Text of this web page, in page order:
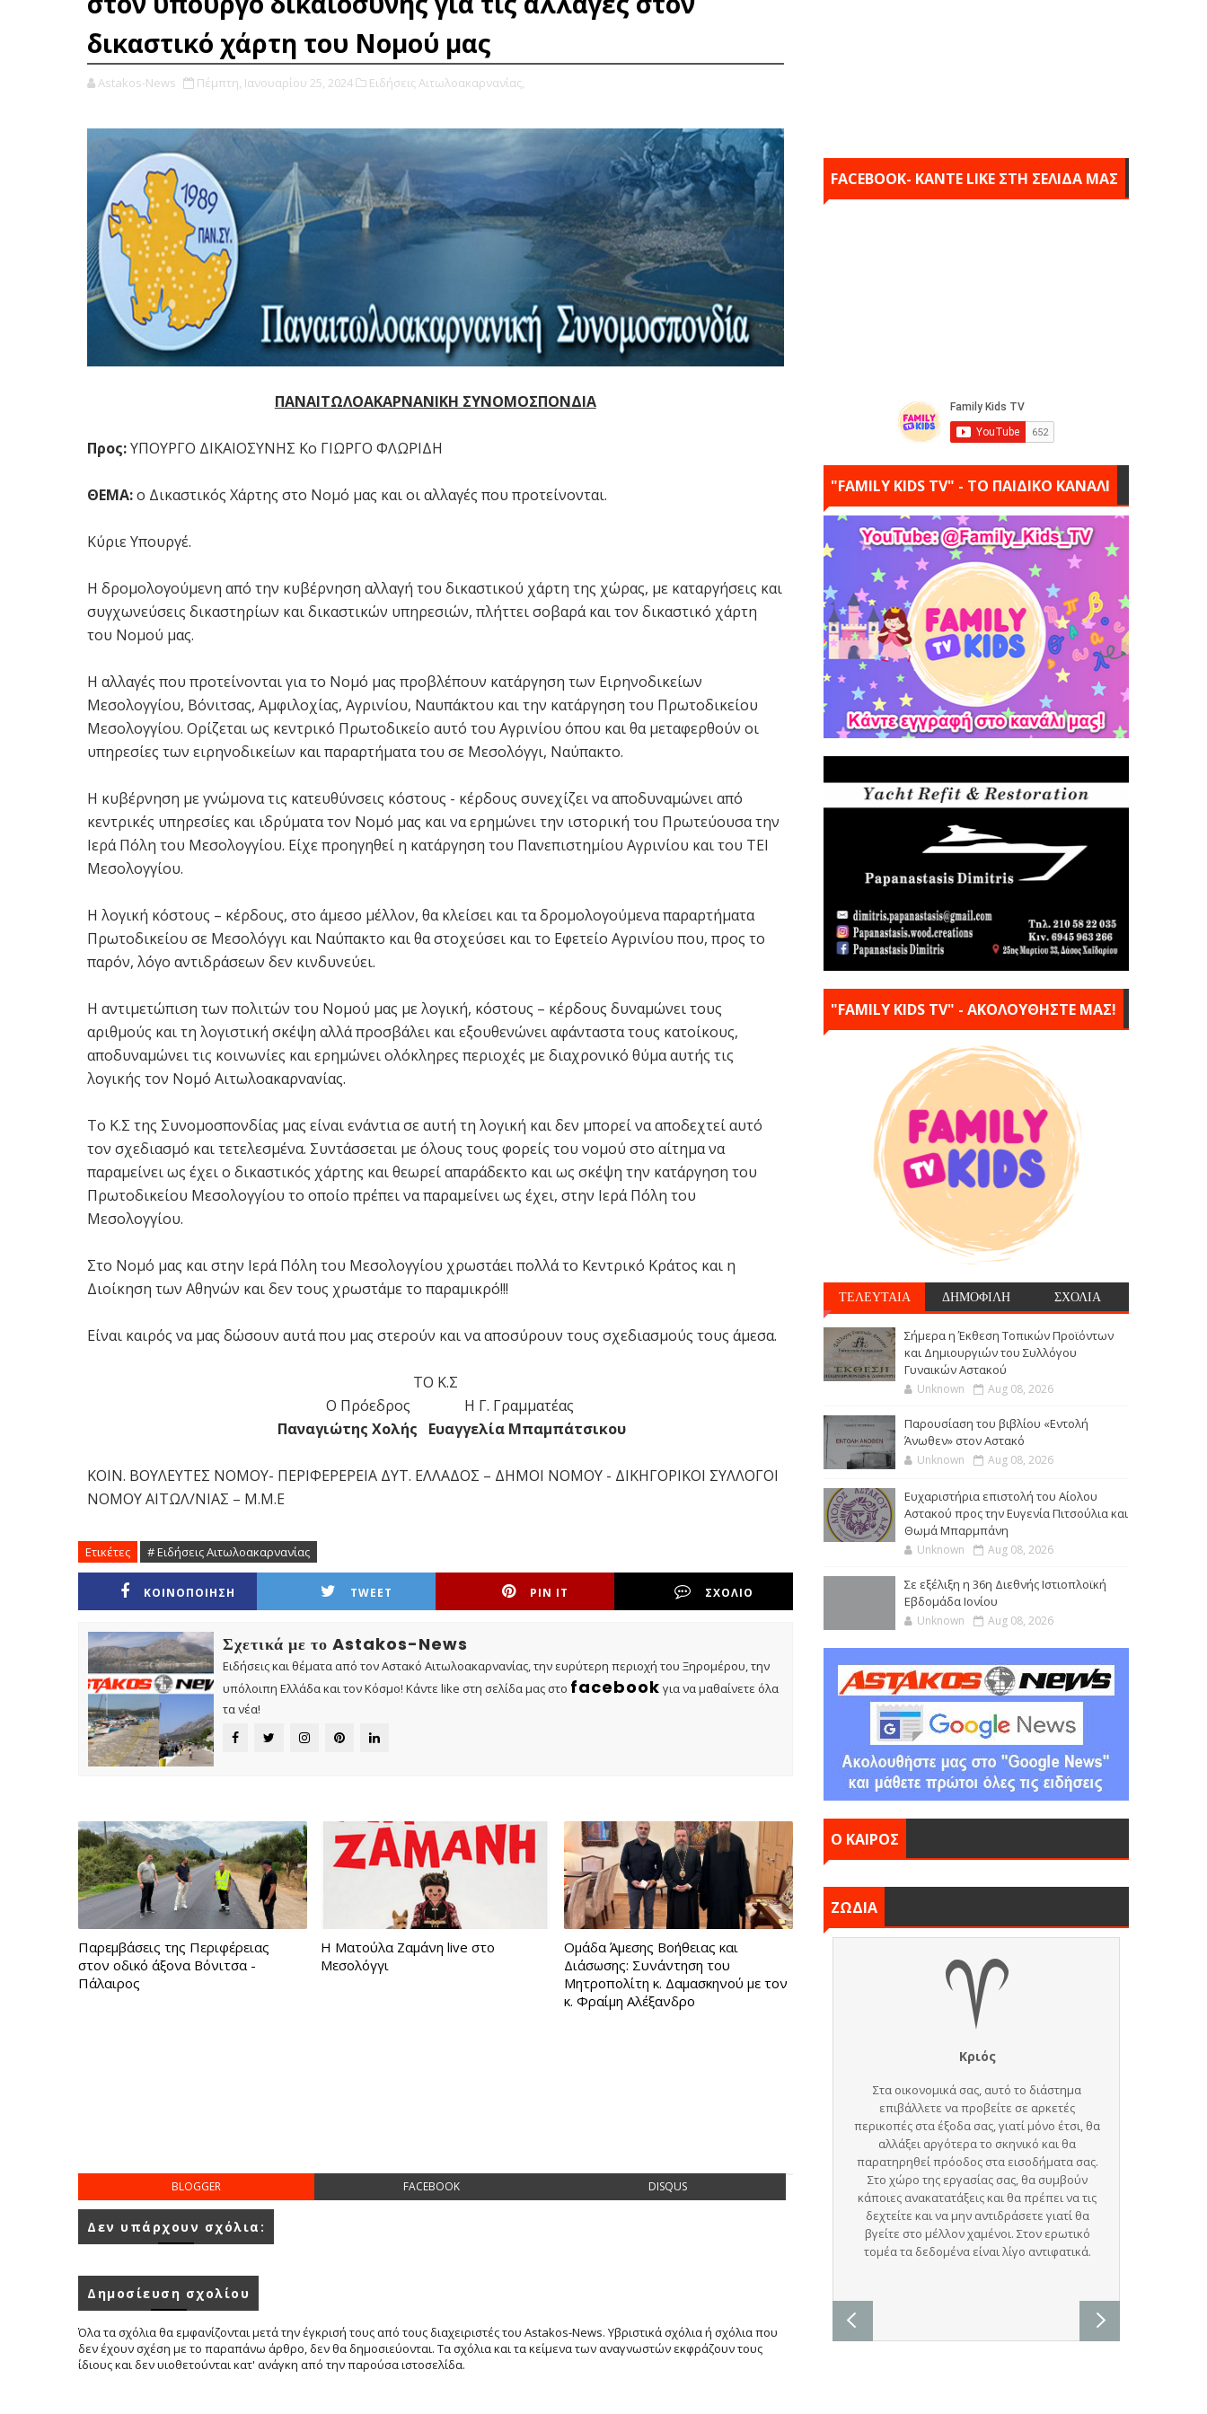
δικαστικό χάρτη του Νομού μας
Astakos-News Πέμπτη, Ιανουαρίου 25, 2024 Ειδήσεις Αιτωλοακαρνανίας,
ΠΑΝΑΙΤΩΛΟΑΚΑΡΝΑΝΙΚΗ ΣΥΝΟΜΟΣΠΟΝΔΙΑ
Προς:ΥΠΟΥΡΓΟ ΔΙΚΑΙΟΣΥΝΗΣ Κο ΓΙΩΡΓΟ ΦΛΩΡΙΔΗ
ΘΕΜΑ:ο Δικαστικός Χάρτης στο Νομό μας και οι αλλαγές που προτείνονται.
Κύριε Υπουργέ.
Η δρομολογούμενη από την κυβέρνηση αλλαγή του δικαστικού χάρτη της χώρας, με καταργήσεις και
συγχωνεύσεις δικαστηρίων και δικαστικών υπηρεσιών, πλήττει σοβαρά και τον δικαστικό χάρτη
του Νομού μας.
Η αλλαγές που προτείνονται για το Νομό μας προβλέπουν κατάργηση των Ειρηνοδικείων
Μεσολογγίου, Βόνιτσας, Αμφιλοχίας, Αγρινίου, Ναυπάκτου και την κατάργηση του Πρωτοδικείου
Μεσολογγίου. Ορίζεται ως κεντρικό Πρωτοδικείο αυτό του Αγρινίου όπου και θα μεταφερθούν οι
υπηρεσίες των ειρηνοδικείων και παραρτήματα του σε Μεσολόγγι, Ναύπακτο.
Η κυβέρνηση με γνώμονα τις κατευθύνσεις κόστους - κέρδους συνεχίζει να αποδυναμώνει από
κεντρικές υπηρεσίες και ιδρύματα τον Νομό μας και να ερημώνει την ιστορική του Πρωτεύουσα την
Ιερά Πόλη του Μεσολογγίου. Είχε προηγηθεί η κατάργηση του Πανεπιστημίου Αγρινίου και του ΤΕΙ
Μεσολογγίου.
Η λογική κόστους – κέρδους, στο άμεσο μέλλον, θα κλείσει και τα δρομολογούμενα παραρτήματα
Πρωτοδικείου σε Μεσολόγγι και Ναύπακτο και θα στοχεύσει και το Εφετείο Αγρινίου που, προς το
παρόν, λόγο αντιδράσεων δεν κινδυνεύει.
Η αντιμετώπιση των πολιτών του Νομού μας με λογική, κόστους – κέρδους δυναμώνει τους
αριθμούς και τη λογιστική σκέψη αλλά προσβάλει και εξουθενώνει αφάνταστα τους κατοίκους,
αποδυναμώνει τις κοινωνίες και ερημώνει ολόκληρες περιοχές με διαχρονικό θύμα αυτής τις
λογικής τον Νομό Αιτωλοακαρνανίας.
Το Κ.Σ της Συνομοσπονδίας μας είναι ενάντια σε αυτή τη λογική και δεν μπορεί να αποδεχτεί αυτό
τον σχεδιασμό και τετελεσμένα. Συντάσσεται με όλους τους φορείς του νομού στο αίτημα να
παραμείνει ως έχει ο δικαστικός χάρτης και θεωρεί απαράδεκτο και ως σκέψη την κατάργηση του
Πρωτοδικείου Μεσολογγίου το οποίο πρέπει να παραμείνει ως έχει, στην Ιερά Πόλη του
Μεσολογγίου.
Στο Νομό μας και στην Ιερά Πόλη του Μεσολογγίου χρωστάει πολλά το Κεντρικό Κράτος και η
Διοίκηση των Αθηνών και δεν τους χρωστάμε το παραμικρό!!!
Είναι καιρός να μας δώσουν αυτά που μας στερούν και να αποσύρουν τους σχεδιασμούς τους άμεσα.
ΤΟ Κ.Σ
Ο Πρόεδρος Η Γ. Γραμματέας
Παναγιώτης Χολής Ευαγγελία Μπαμπάτσικου
ΚΟΙΝ. ΒΟΥΛΕΥΤΕΣ ΝΟΜΟΥ- ΠΕΡΙΦΕΡΕΡΕΙΑ ΔΥΤ. ΕΛΛΑΔΟΣ – ΔΗΜΟΙ ΝΟΜΟΥ - ΔΙΚΗΓΟΡΙΚΟΙ ΣΥΛΛΟΓΟΙ
ΝΟΜΟΥ ΑΙΤΩΛ/ΝΙΑΣ – Μ.Μ.Ε
Ετικέτες # Ειδήσεις Αιτωλοακαρνανίας
ΚΟΙΝΟΠΟΙΗΣΗ TWEET PIN IT ΣΧΟΛΙΟ
Σχετικά με το Astakos-News
Ειδήσεις και θέματα από τον Αστακό Αιτωλοακαρνανίας, την ευρύτερη περιοχή του Ξηρομέρου, την
υπόλοιπη Ελλάδα και τον Κόσμο! Κάντε like στη σελίδα μας στο facebook για να μαθαίνετε όλα
τα νέα!
Παρεμβάσεις της Περιφέρειας
στον οδικό άξονα Βόνιτσα -
Πάλαιρος
Η Ματούλα Ζαμάνη live στο
Μεσολόγγι
Ομάδα Άμεσης Βοήθειας και
Διάσωσης: Συνάντηση του
Μητροπολίτη κ. Δαμασκηνού με τον
κ. Φραίμη Αλέξανδρο
BLOGGER FACEBOOK DISQUS
Δεν υπάρχουν σχόλια:
Δημοσίευση σχολίου
Όλα τα σχόλια θα εμφανίζονται μετά την έγκρισή τους από τους διαχειριστές του Astakos-News. Υβριστικά σχόλια ή σχόλια που
δεν έχουν σχέση με το παραπάνω άρθρο, δεν θα δημοσιεύονται. Τα σχόλια και τα κείμενα των αναγνωστών εκφράζουν τους
ίδιους και δεν υιοθετούνται κατ' ανάγκη από την παρούσα ιστοσελίδα.
FACEBOOK- KANTE LIKE ΣΤΗ ΣΕΛΙΔΑ ΜΑΣ
"FAMILY KIDS TV" - ΤΟ ΠΑΙΔΙΚΟ ΚΑΝΑΛΙ
"FAMILY KIDS TV" - ΑΚΟΛΟΥΘΗΣΤΕ ΜΑΣ!
ΤΕΛΕΥΤΑΙΑ ΔΗΜΟΦΙΛΗ ΣΧΟΛΙΑ
Σήμερα η Έκθεση Τοπικών Προϊόντων
και Δημιουργιών του Συλλόγου
Γυναικών Αστακού
Unknown Aug 08, 2026
Παρουσίαση του βιβλίου «Εντολή
Άνωθεν» στον Αστακό
Unknown Aug 08, 2026
Ευχαριστήρια επιστολή του Αίολου
Αστακού προς την Ευγενία Πιτσούλια και
Θωμά Μπαρμπάνη
Unknown Aug 08, 2026
Σε εξέλιξη η 36η Διεθνής Ιστιοπλοϊκή
Εβδομάδα Ιονίου
Unknown Aug 08, 2026
Ο ΚΑΙΡΟΣ
ΖΩΔΙΑ